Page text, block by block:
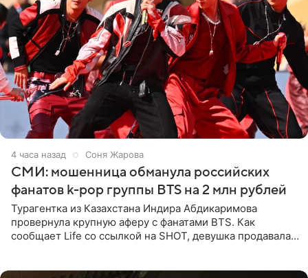
4 часа назад Соня Жарова
СМИ: мошенница обманула российских
фанатов k-pop группы BTS на 2 млн рублей
Турагентка из Казахстана Индира Абдикаримова
провернула крупную аферу с фанатами BTS. Как
сообщает Life со ссылкой на SHOT, девушка продавала